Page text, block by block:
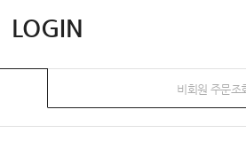
LOGIN
비회원 주문조